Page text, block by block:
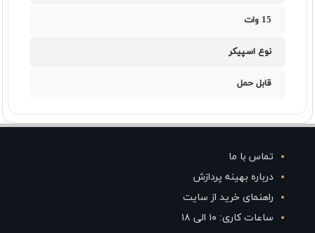
15 وات
نوع اسپیکر
قابل حمل
تماس با ما
درباره بهینه پردازش
راهنمای خرید از سایت
ساعات کاری: ۱۰ الی ۱۸